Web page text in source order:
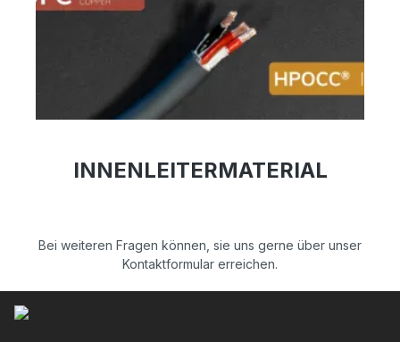
INNENLEITERMATERIAL
Bei weiteren Fragen können, sie uns gerne über unser
Kontaktformular erreichen.